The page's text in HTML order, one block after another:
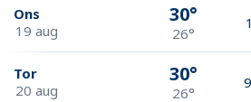
Ons
19 aug
30°
26°
Tor
20 aug
30°
26°